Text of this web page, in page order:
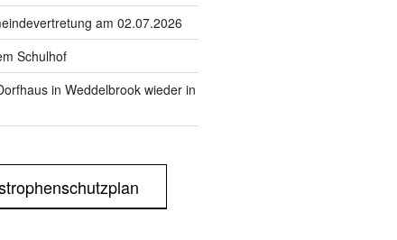
am 02.07.2026
Schulhof
in Weddelbrook wieder in